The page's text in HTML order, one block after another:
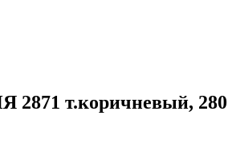
т.коричневый,